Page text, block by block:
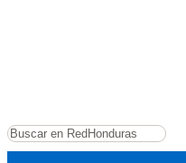
Buscar